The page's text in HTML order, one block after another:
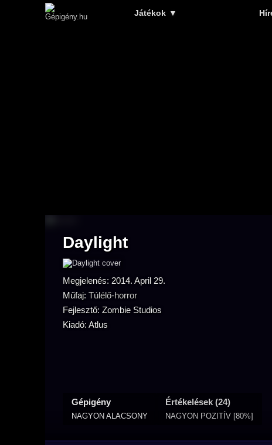
Játékok ▼
Daylight
Megjelenés: 2014. April 29.
Műfaj: Túlélő-horror
Fejlesztő: Zombie Studios
Kiadó: Atlus
Gépigény
NAGYON ALACSONY
Értékelések (24)
NAGYON POZITÍV [80%]